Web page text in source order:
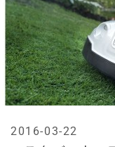
2016-03-22